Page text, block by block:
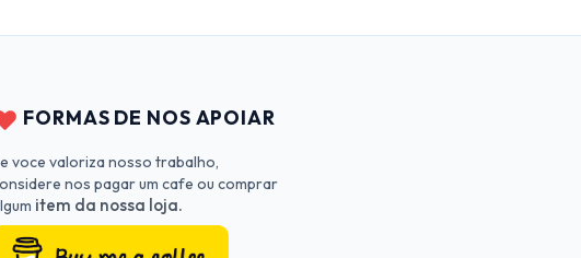
FORMAS DE NOS APOIAR
voce valoriza nosso trabalho,
nos pagar um cafe ou comprar
item da nossa loja.